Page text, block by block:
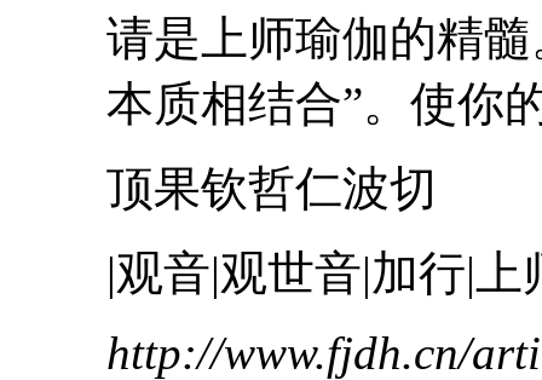
请是 上 师瑜伽的精
本质相结合”。使你
顶果钦哲仁波切
|观音|观世音|加行| 上
http://www.fjdh.cn/